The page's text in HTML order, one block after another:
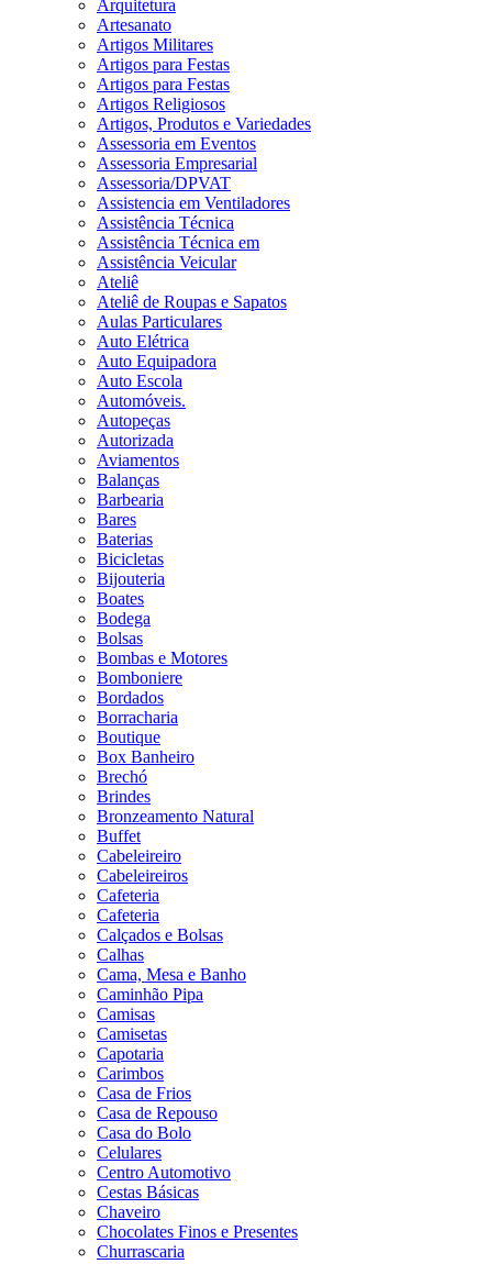
Arquitetura
Artesanato
Artigos Militares
Artigos para Festas
Artigos para Festas
Artigos Religiosos
Artigos, Produtos e Variedades
Assessoria em Eventos
Assessoria Empresarial
Assessoria/DPVAT
Assistencia em Ventiladores
Assistência Técnica
Assistência Técnica em
Assistência Veicular
Ateliê
Ateliê de Roupas e Sapatos
Aulas Particulares
Auto Elétrica
Auto Equipadora
Auto Escola
Automóveis.
Autopeças
Autorizada
Aviamentos
Balanças
Barbearia
Bares
Baterias
Bicicletas
Bijouteria
Boates
Bodega
Bolsas
Bombas e Motores
Bomboniere
Bordados
Borracharia
Boutique
Box Banheiro
Brechó
Brindes
Bronzeamento Natural
Buffet
Cabeleireiro
Cabeleireiros
Cafeteria
Cafeteria
Calçados e Bolsas
Calhas
Cama, Mesa e Banho
Caminhão Pipa
Camisas
Camisetas
Capotaria
Carimbos
Casa de Frios
Casa de Repouso
Casa do Bolo
Celulares
Centro Automotivo
Cestas Básicas
Chaveiro
Chocolates Finos e Presentes
Churrascaria